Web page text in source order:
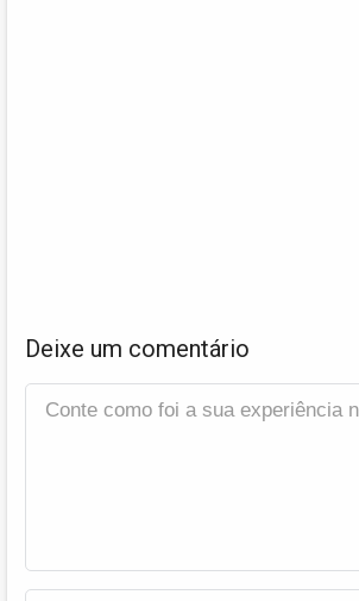
Deixe um comentário